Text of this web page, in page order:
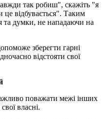
так робиш", скажіть "я
це відбувається". Таким
та думки, не нападаючи на
зберегти гарні
відстояти свої
поважати межі інших
власні.